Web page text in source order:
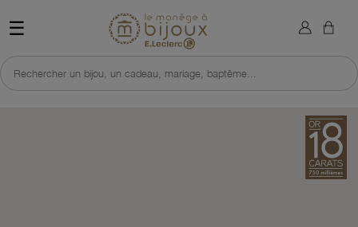
☰ Retour à l'accueil du site
Rechercher un bijou, un cadeau, mariage, baptême...
×